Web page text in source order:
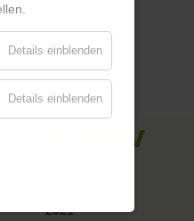
Archiv
2021
Details einblenden
Details einblenden